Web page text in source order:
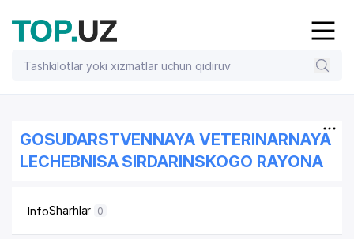
GOSUDARSTVENNAYA VETERINARNAYA
LECHEBNISA SIRDARINSKOGO RAYONA
InfoSharhlar 0